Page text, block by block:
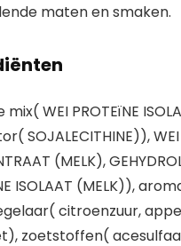
maten en smaken.
WEI PROTEïNE
SOJALECITHINE)), WEI
(MELK),
ISOLAAT (MELK)),
citroenzuur,
zoetstoffen(